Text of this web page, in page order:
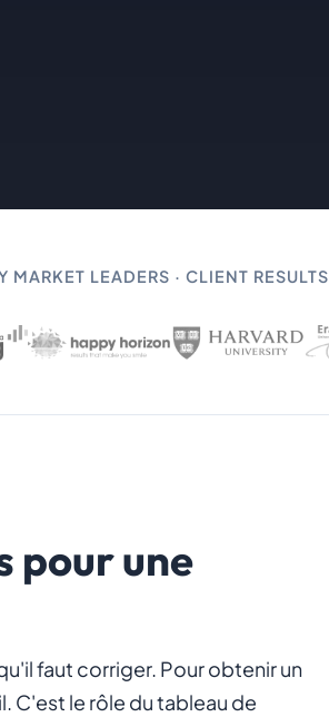
MARKET LEADERS · CLIENT RESULTS
pour une
faut corriger. Pour obtenir un
C'est le rôle du tableau de